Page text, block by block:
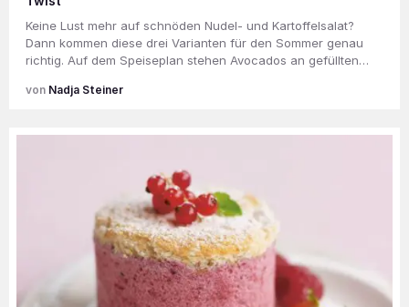
Keine Lust mehr auf schnöden Nudel- und Kartoffelsalat?
Dann kommen diese drei Varianten für den Sommer genau
richtig. Auf dem Speiseplan stehen Avocados an gefüllten…
Nadja Steiner